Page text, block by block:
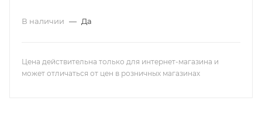
В наличии — Да
Цена действительна только для интернет-магазина и
может отличаться от цен в розничных магазинах